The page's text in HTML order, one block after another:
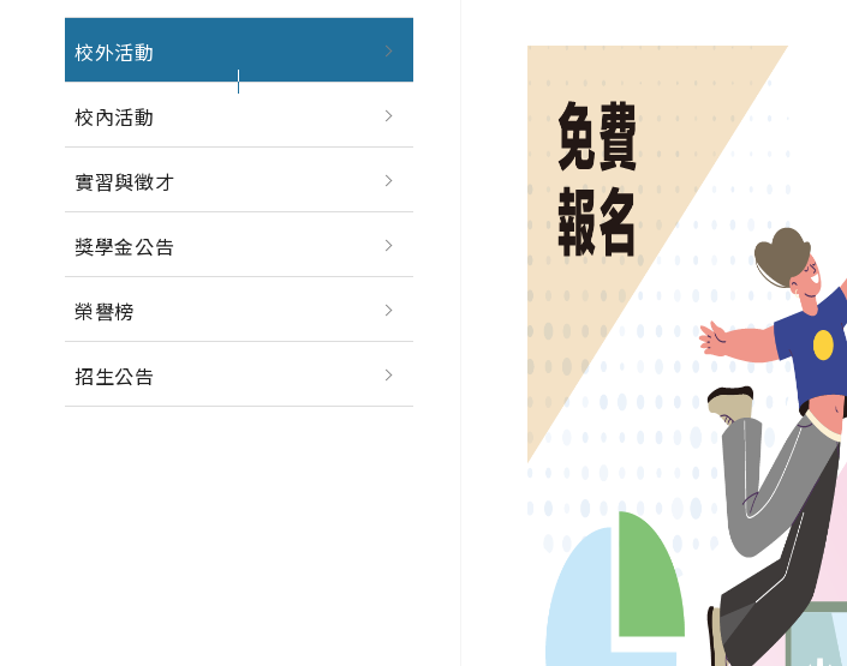
校外活動
校內活動
實習與徵才
獎學金公告
榮譽榜
招生公告